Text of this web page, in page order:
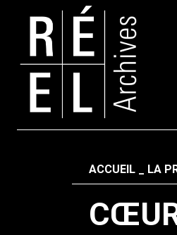
Fil d'ariane
ACCUEIL LA